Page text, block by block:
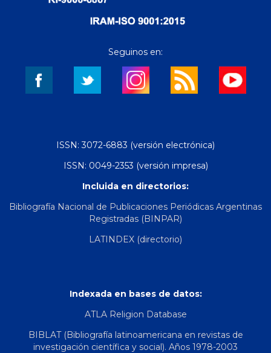
Seguinos en:
ISSN: 3072-6883 (versión electrónica)
ISSN: 0049-2353 (versión impresa)
Incluida en directorios:
Bibliografía Nacional de Publicaciones Periódicas Argentinas
Registradas (BINPAR)
LATINDEX (directorio)
Indexada en bases de datos:
ATLA Religion Database
BIBLAT (Bibliografía latinoamericana en revistas de
investigación científica y social). Años 1978-2003